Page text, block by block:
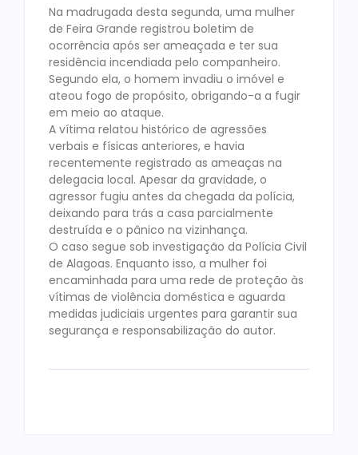
Na madrugada desta segunda, uma mulher
de Feira Grande registrou boletim de
ocorrência após ser ameaçada e ter sua
residência incendiada pelo companheiro.
Segundo ela, o homem invadiu o imóvel e
ateou fogo de propósito, obrigando-a a fugir
em meio ao ataque.
A vítima relatou histórico de agressões
verbais e físicas anteriores, e havia
recentemente registrado as ameaças na
delegacia local. Apesar da gravidade, o
agressor fugiu antes da chegada da polícia,
deixando para trás a casa parcialmente
destruída e o pânico na vizinhança.
O caso segue sob investigação da Polícia Civil
de Alagoas. Enquanto isso, a mulher foi
encaminhada para uma rede de proteção às
vítimas de violência doméstica e aguarda
medidas judiciais urgentes para garantir sua
segurança e responsabilização do autor.